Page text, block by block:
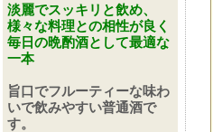
淡麗でスッキリと飲め、
様々な料理との相性が良く
毎日の晩酌酒として最適な
一本
旨口でフルーティーな味わ
いで飲みやすい普通酒で
す。